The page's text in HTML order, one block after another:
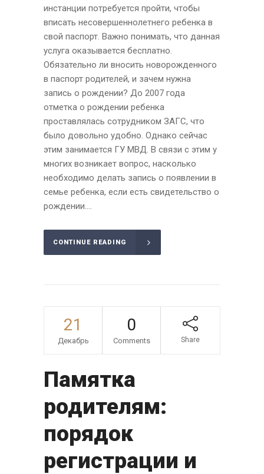
инстанции потребуется пройти, чтобы
вписать несовершеннолетнего ребенка в
свой паспорт. Важно понимать, что данная
услуга оказывается бесплатно.
Обязательно ли вносить новорожденного
в паспорт родителей, и зачем нужна
запись о рождении? До 2007 года
отметка о рождении ребенка
проставлялась сотрудником ЗАГС, что
было довольно удобно. Однако сейчас
этим занимается ГУ МВД. В связи с этим у
многих возникает вопрос, насколько
необходимо делать запись о появлении в
семье ребенка, если есть свидетельство о
рождении....
CONTINUE READING
21
Декабрь
0
Comments Share
Памятка
родителям:
порядок
регистрации и